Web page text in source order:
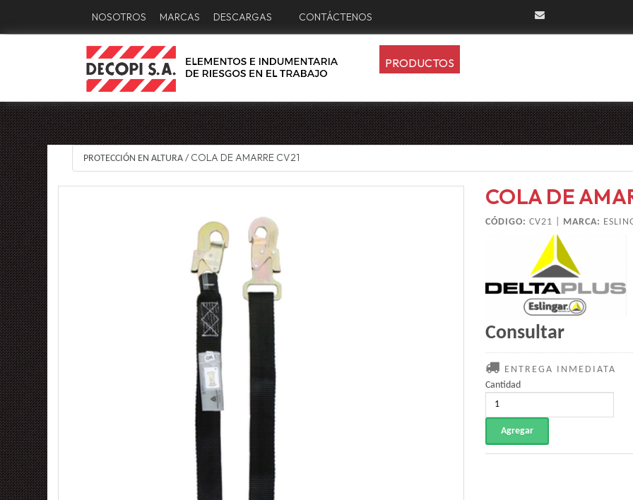
NOSOTROS MARCAS DESCARGAS CONTÁCTENOS
PRODUCTOS
PROTECCIÓN EN ALTURA / COLA DE AMARRE CV21
COLA DE
CÓDIGO: CV21 | MARCA:
Consultar
ENTREGA INMEDIATA
Cantidad